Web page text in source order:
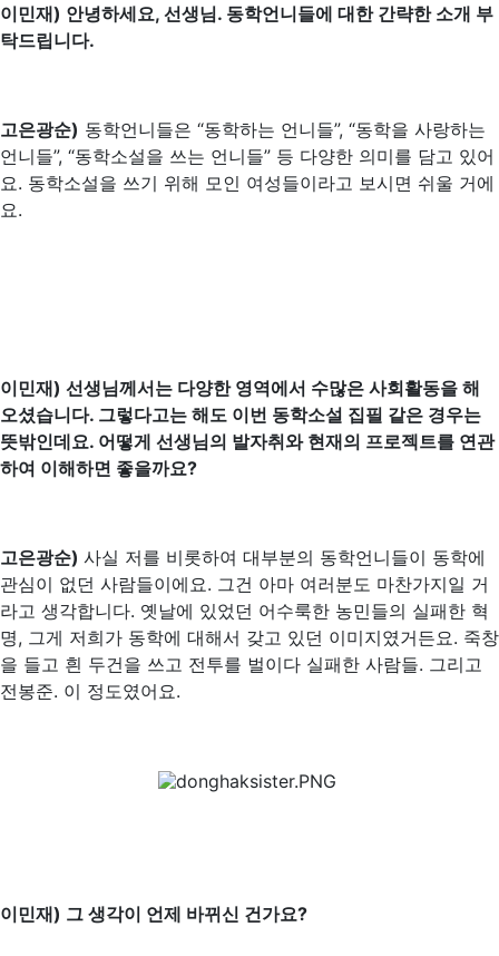
이민재) 안녕하세요, 선생님. 동학언니들에 대한 간략한 소개 부
탁드립니다.
고은광순) 동학언니들은 “동학하는 언니들”, “동학을 사랑하는
언니들”, “동학소설을 쓰는 언니들” 등 다양한 의미를 담고 있어
요. 동학소설을 쓰기 위해 모인 여성들이라고 보시면 쉬울 거에
요.
이민재) 선생님께서는 다양한 영역에서 수많은 사회활동을 해
오셨습니다. 그렇다고는 해도 이번 동학소설 집필 같은 경우는
뜻밖인데요. 어떻게 선생님의 발자취와 현재의 프로젝트를 연관
하여 이해하면 좋을까요?
고은광순) 사실 저를 비롯하여 대부분의 동학언니들이 동학에
관심이 없던 사람들이에요. 그건 아마 여러분도 마찬가지일 거
라고 생각합니다. 옛날에 있었던 어수룩한 농민들의 실패한 혁
명, 그게 저희가 동학에 대해서 갖고 있던 이미지였거든요. 죽창
을 들고 흰 두건을 쓰고 전투를 벌이다 실패한 사람들. 그리고
전봉준. 이 정도였어요.
이민재) 그 생각이 언제 바뀌신 건가요?